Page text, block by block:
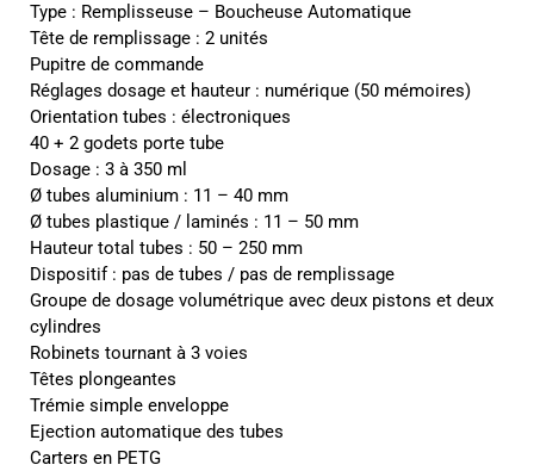
Type : Remplisseuse – Boucheuse Automatique
Tête de remplissage : 2 unités
Pupitre de commande
Réglages dosage et hauteur : numérique (50 mémoires)
Orientation tubes : électroniques
40 + 2 godets porte tube
Dosage : 3 à 350 ml
Ø tubes aluminium : 11 – 40 mm
Ø tubes plastique / laminés : 11 – 50 mm
Hauteur total tubes : 50 – 250 mm
Dispositif : pas de tubes / pas de remplissage
Groupe de dosage volumétrique avec deux pistons et deux
cylindres
Robinets tournant à 3 voies
Têtes plongeantes
Trémie simple enveloppe
Ejection automatique des tubes
Carters en PETG